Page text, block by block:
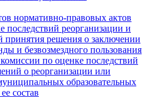
нормативно-правовых актов
последствий реорганизации и
принятия решения о заключении
и безвозмездного пользования
по оценке последствий
о реорганизации или
образовательных
состав